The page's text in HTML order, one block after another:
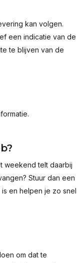
kan volgen.
een indicatie van de
te blijven van de
weekend telt daarbij
Stuur dan een
en helpen je zo snel
om dat te